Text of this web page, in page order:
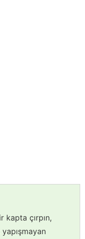
kapta çırpın,